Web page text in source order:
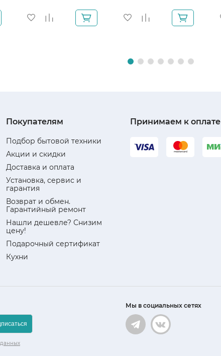
Покупателям
Подбор бытовой техники
Акции и скидки
Доставка и оплата
Установка, сервис и
гарантия
Возврат и обмен.
Гарантийный ремонт
Нашли дешевле? Снизим
цену!
Подарочный сертификат
Кухни
Принимаем к оплате
Мы в социальных сетях